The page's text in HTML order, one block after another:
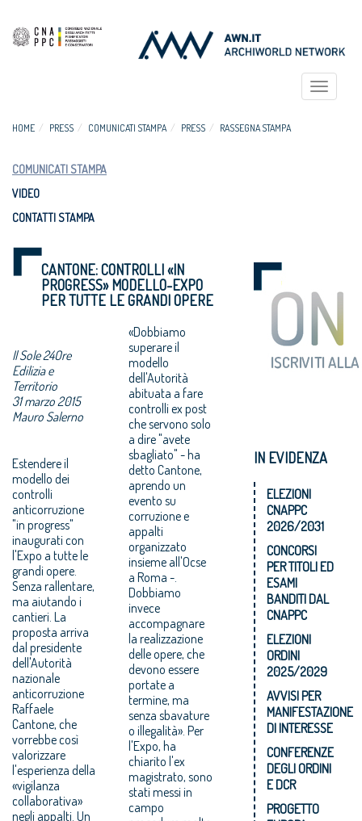
Toggle
HOME PRESS COMUNICATI STAMPA PRESS RASSEGNA STAMPA
COMUNICATI STAMPA
VIDEO
CONTATTI STAMPA
CANTONE: CONTROLLI «IN
PROGRESS» MODELLO-EXPO
PER TUTTE LE GRANDI OPERE
Il Sole 24Ore
Edilizia e
Territorio
31 marzo 2015
Mauro Salerno
Estendere il
modello dei
controlli
anticorruzione
"in progress"
inaugurati con
l'Expo a tutte le
grandi opere.
Senza rallentare,
ma aiutando i
cantieri. La
proposta arriva
dal presidente
dell'Autorità
nazionale
anticorruzione
Raffaele
Cantone, che
vorrebbe così
valorizzare
l'esperienza della
«vigilanza
collaborativa»
negli appalti. Un
«Dobbiamo
superare il
modello
dell'Autorità
abituata a fare
controlli ex post
che servono solo
a dire "avete
sbagliato" - ha
detto Cantone,
aprendo un
evento su
corruzione e
appalti
organizzato
insieme all'Ocse
a Roma -.
Dobbiamo
invece
accompagnare
la realizzazione
delle opere, che
devono essere
portate a
termine, ma
senza sbavature
o illegalità». Per
l'Expo, ha
chiarito l'ex
magistrato, sono
stati messi in
campo
IN EVIDENZA
ELEZIONI
CNAPPC
2026/2031
CONCORSI
PER TITOLI ED
ESAMI
BANDITI DAL
CNAPPC
ELEZIONI
ORDINI
2025/2029
AVVISI PER
MANIFESTAZIONE
DI INTERESSE
CONFERENZE
DEGLI ORDINI
E DCR
PROGETTO